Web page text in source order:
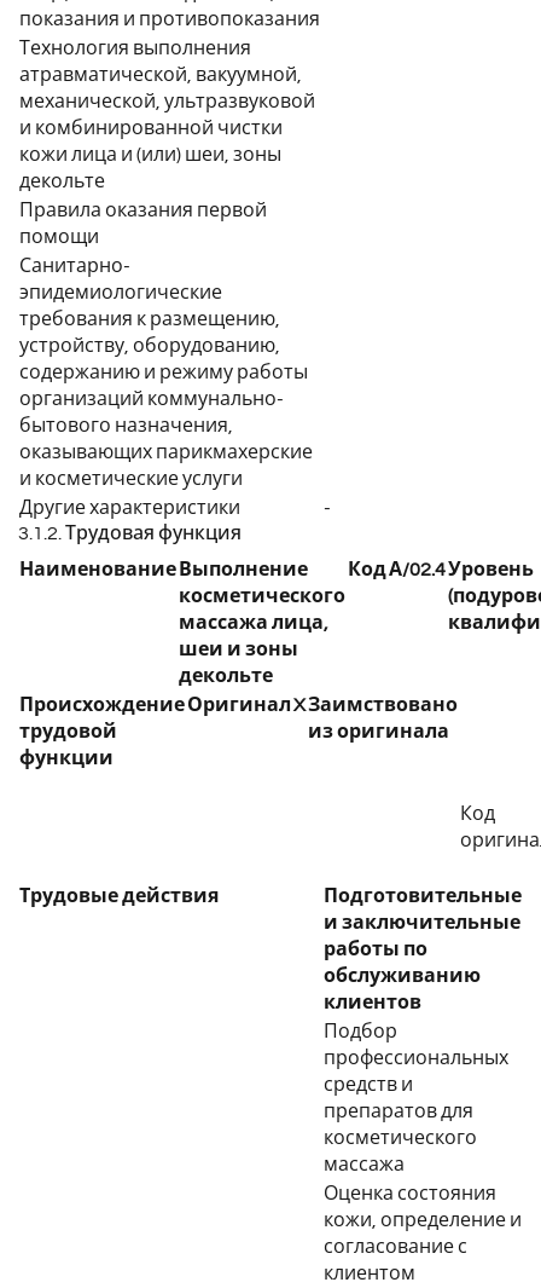
показания и противопоказания
Технология выполнения
атравматической, вакуумной,
механической, ультразвуковой
и комбинированной чистки
кожи лица и (или) шеи, зоны
декольте
Правила оказания первой
помощи
Санитарно-
эпидемиологические
требования к размещению,
устройству, оборудованию,
содержанию и режиму работы
организаций коммунально-
бытового назначения,
оказывающих парикмахерские
и косметические услуги
Другие характеристики
-
3.1.2. Трудовая функция
Наименование Выполнение
косметического
массажа лица,
шеи и зоны
декольте
КодА/02.4Уровень
Происхождение
трудовой
функции
ОригиналXЗаимствовано
из оригинала
Код
Трудовые действия
Подготовительные
и заключительные
работы по
обслуживанию
клиентов
Подбор
профессиональных
средств и
препаратов для
косметического
массажа
Оценка состояния
кожи, определение и
согласование с
клиентом